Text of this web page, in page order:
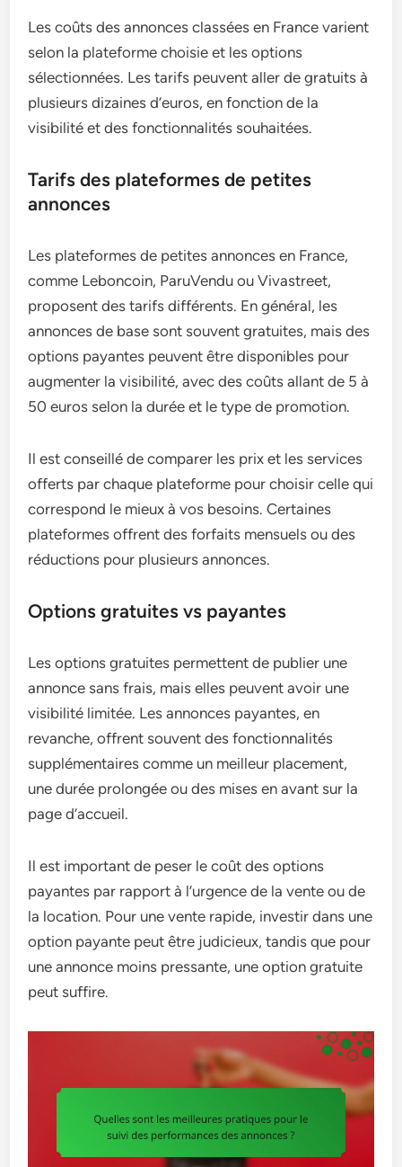
Les coûts des annonces classées en France varient
selon la plateforme choisie et les options
sélectionnées. Les tarifs peuvent aller de gratuits à
plusieurs dizaines d’euros, en fonction de la
visibilité et des fonctionnalités souhaitées.
Tarifs des plateformes de petites
annonces
Les plateformes de petites annonces en France,
comme Leboncoin, ParuVendu ou Vivastreet,
proposent des tarifs différents. En général, les
annonces de base sont souvent gratuites, mais des
options payantes peuvent être disponibles pour
augmenter la visibilité, avec des coûts allant de 5 à
50 euros selon la durée et le type de promotion.
Il est conseillé de comparer les prix et les services
offerts par chaque plateforme pour choisir celle qui
correspond le mieux à vos besoins. Certaines
plateformes offrent des forfaits mensuels ou des
réductions pour plusieurs annonces.
Options gratuites vs payantes
Les options gratuites permettent de publier une
annonce sans frais, mais elles peuvent avoir une
visibilité limitée. Les annonces payantes, en
revanche, offrent souvent des fonctionnalités
supplémentaires comme un meilleur placement,
une durée prolongée ou des mises en avant sur la
page d’accueil.
Il est important de peser le coût des options
payantes par rapport à l’urgence de la vente ou de
la location. Pour une vente rapide, investir dans une
option payante peut être judicieux, tandis que pour
une annonce moins pressante, une option gratuite
peut suffire.